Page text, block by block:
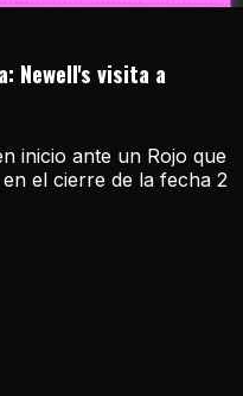
Newell's visita a
inicio ante un Rojo que
el cierre de la fecha 2